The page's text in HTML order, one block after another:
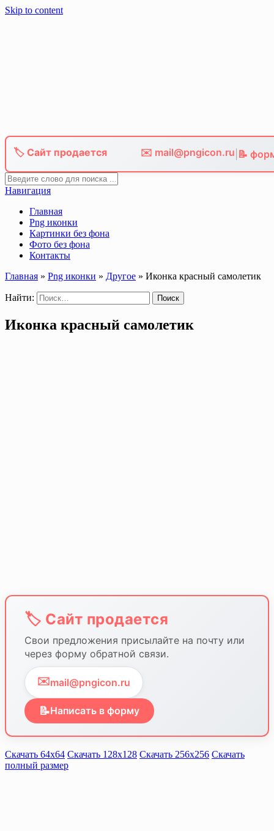
Skip to content
🏷️ Сайт продается ✉️ mail@pngicon.ru 📝
Навигация
Главная
Png иконки
Картинки без фона
Фото без фона
Контакты
Главная » Png иконки » Другое » Иконка красный самолетик
Найти:
Иконка красный самолетик
🏷️ Сайт продается
Свои предложения присылайте на почту или
через форму обратной связи.
✉️mail@pngicon.ru
📝Написать в форму
Скачать 64х64 Скачать 128х128 Скачать 256х256 Скачать
полный размер